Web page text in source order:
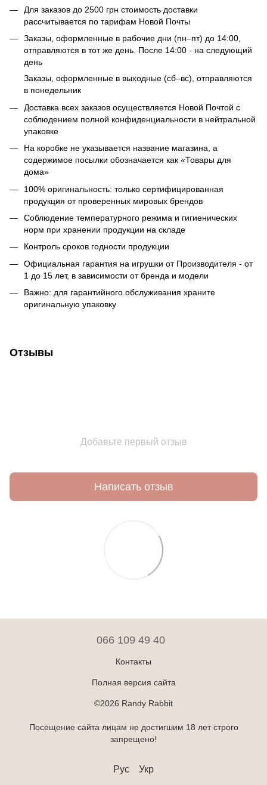
Для заказов до 2500 грн стоимость доставки
рассчитывается по тарифам Новой Почты
Заказы, оформленные в рабочие дни (пн–пт) до 14:00,
отправляются в тот же день. После 14:00 - на следующий
день
Заказы, оформленные в выходные (сб–вс), отправляются
в понедельник
Доставка всех заказов осуществляется Новой Почтой с
соблюдением полной конфиденциальности в нейтральной
упаковке
На коробке не указывается название магазина, а
содержимое посылки обозначается как «Товары для
дома»
100% оригинальность: только сертифицированная
продукция от проверенных мировых брендов
Соблюдение температурного режима и гигиенических
норм при хранении продукции на складе
Контроль сроков годности продукции
Официальная гарантия на игрушки от Производителя - от
1 до 15 лет, в зависимости от бренда и модели
Важно: для гарантийного обслуживания храните
оригинальную упаковку
Отзывы
Добавьте первый отзыв
Написать отзыв
066 109 49 40
Контакты
Полная версия сайта
©2026 Randy Rabbit
Посещение сайта лицам не достигшим 18 лет строго
запрещено!
Рус Укр